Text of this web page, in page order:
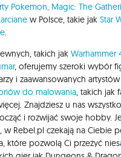
Pokemon, Magic: The
w Polsce, takie jak Star
takich jak Warhammer
, oferujemy szeroki wybór
i zaawansowanych
do malowania , takich jak
Znajdziesz u nas
i rozwijać swoje hobby.
, w Rebel.pl czekają na Ciebie
które pozwolą Ci przeżyć